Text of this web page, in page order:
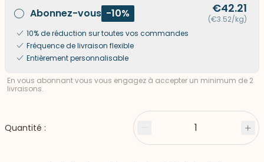
Abonnez-vous -10% €42.21
(€3.52/kg)
10% de réduction sur toutes vos commandes
Fréquence de livraison flexible
Entièrement personnalisable
En vous abonnant vous vous engagez à accepter un minimum de 2
livraisons.
Quantité : Moins 1